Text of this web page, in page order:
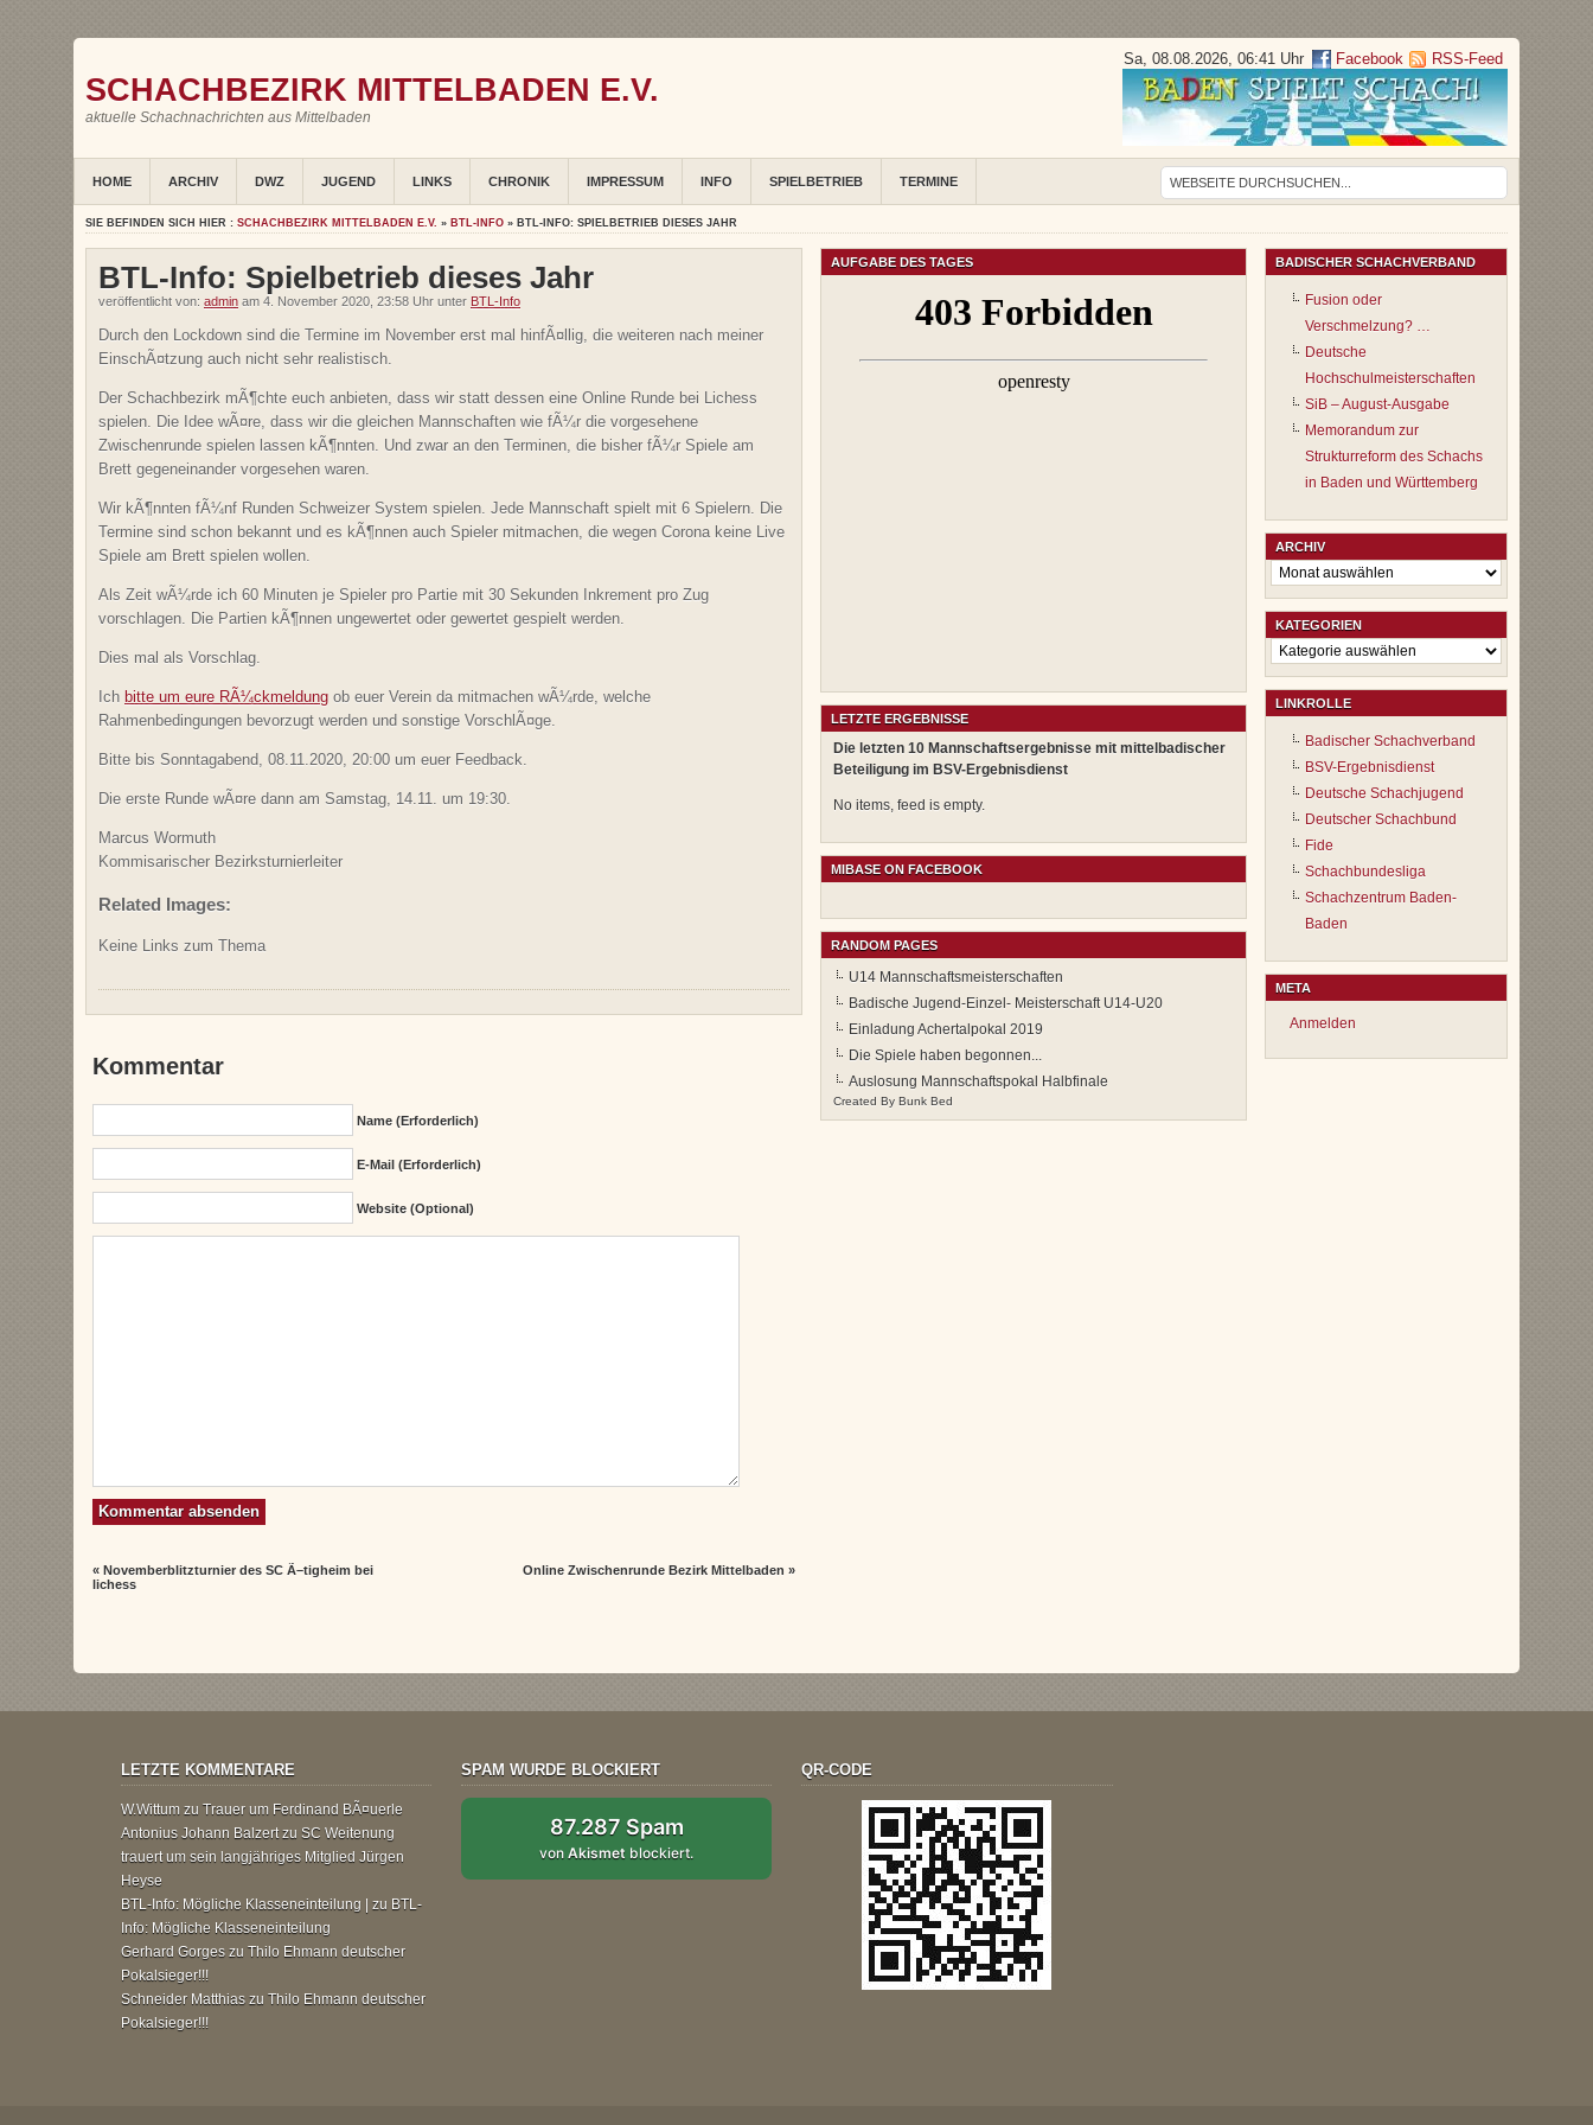
SCHACHBEZIRK MITTELBADEN E.V.
aktuelle Schachnachrichten aus Mittelbaden
Sa, 08.08.2026, 06:41 Uhr Facebook RSS-Feed
HOME ARCHIV DWZ JUGEND LINKS CHRONIK IMPRESSUM INFO SPIELBETRIEB TERMINE
SIE BEFINDEN SICH HIER : SCHACHBEZIRK MITTELBADEN E.V. » BTL-INFO » BTL-INFO: SPIELBETRIEB DIESES JAHR
BTL-Info: Spielbetrieb dieses Jahr
veröffentlicht von: admin am 4. November 2020, 23:58 Uhr unter BTL-Info
Durch den Lockdown sind die Termine im November erst mal hinfÃ¤llig, die weiteren nach meiner
EinschÃ¤tzung auch nicht sehr realistisch.
Der Schachbezirk mÃ¶chte euch anbieten, dass wir statt dessen eine Online Runde bei Lichess
spielen. Die Idee wÃ¤re, dass wir die gleichen Mannschaften wie fÃ¼r die vorgesehene
Zwischenrunde spielen lassen kÃ¶nnten. Und zwar an den Terminen, die bisher fÃ¼r Spiele am
Brett gegeneinander vorgesehen waren.
Wir kÃ¶nnten fÃ¼nf Runden Schweizer System spielen. Jede Mannschaft spielt mit 6 Spielern. Die
Termine sind schon bekannt und es kÃ¶nnen auch Spieler mitmachen, die wegen Corona keine Live
Spiele am Brett spielen wollen.
Als Zeit wÃ¼rde ich 60 Minuten je Spieler pro Partie mit 30 Sekunden Inkrement pro Zug
vorschlagen. Die Partien kÃ¶nnen ungewertet oder gewertet gespielt werden.
Dies mal als Vorschlag.
Ich bitte um eure RÃ¼ckmeldung ob euer Verein da mitmachen wÃ¼rde, welche
Rahmenbedingungen bevorzugt werden und sonstige VorschlÃ¤ge.
Bitte bis Sonntagabend, 08.11.2020, 20:00 um euer Feedback.
Die erste Runde wÃ¤re dann am Samstag, 14.11. um 19:30.
Marcus Wormuth
Kommisarischer Bezirksturnierleiter
Related Images:
Keine Links zum Thema
Kommentar
Name (erforderlich)
E-Mail (erforderlich)
Website (Optional)
«Novemberblitzturnier des SC Ã–tigheim bei
lichess
Online Zwischenrunde Bezirk Mittelbaden »
AUFGABE DES TAGES
LETZTE ERGEBNISSE
Die letzten 10 Mannschaftsergebnisse mit mittelbadischer
Beteiligung im BSV-Ergebnisdienst
No items, feed is empty.
MIBASE ON FACEBOOK
RANDOM PAGES
U14 Mannschaftsmeisterschaften
Badische Jugend-Einzel- Meisterschaft U14-U20
Einladung Achertalpokal 2019
Die Spiele haben begonnen...
Auslosung Mannschaftspokal Halbfinale
Created By Bunk Bed
BADISCHER SCHACHVERBAND
Fusion oder
Verschmelzung? …
Deutsche
Hochschulmeisterschaften
SiB – August-Ausgabe
Memorandum zur
Strukturreform des Schachs
in Baden und Württemberg
ARCHIV
Archiv
KATEGORIEN
Kategorien
LINKROLLE
Badischer Schachverband
BSV-Ergebnisdienst
Deutsche Schachjugend
Deutscher Schachbund
Fide
Schachbundesliga
Schachzentrum Baden-
Baden
META
Anmelden
LETZTE KOMMENTARE
W.Wittum zu Trauer um Ferdinand BÃ¤uerle
Antonius Johann Balzertzu SC Weitenung
trauert um sein langjähriges Mitglied Jürgen
Heyse
BTL-Info: Mögliche Klasseneinteilung | zu BTL-
Info: Mögliche Klasseneinteilung
Gerhard Gorges zu Thilo Ehmann deutscher
Pokalsieger!!!
Schneider Matthias zu Thilo Ehmann deutscher
Pokalsieger!!!
SPAM WURDE BLOCKIERT
87.287 Spam
vonAkismet blockiert.
QR-CODE